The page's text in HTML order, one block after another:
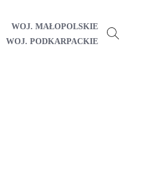
WOJ. MAŁOPOLSKIE
WOJ. PODKARPACKIE